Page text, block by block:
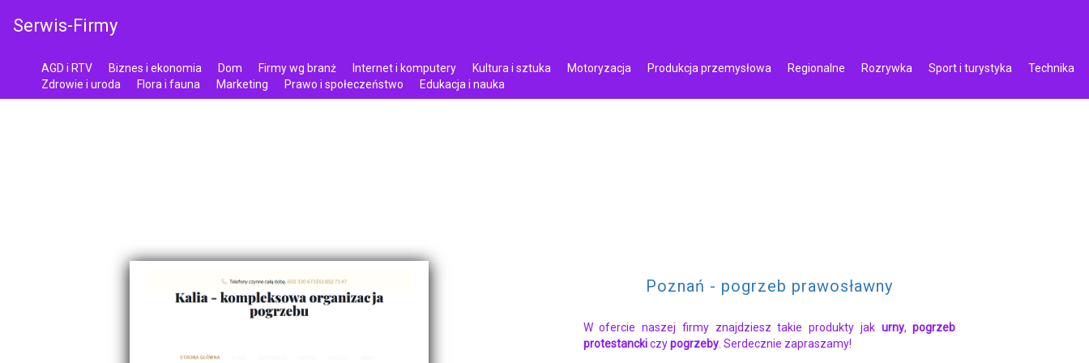
Serwis-Firmy
AGD i RTV Biznes i ekonomia Dom Firmy wg branż Internet i komputery Kultura i sztuka Motoryzacja Produkcja przemysłowa Regionalne Rozrywka Sport i turystyka
Technika
Zdrowie i uroda
Flora i fauna Marketing Prawo i społeczeństwo Edukacja i nauka
Poznań - pogrzeb prawosławny
W ofercie naszej firmy znajdziesz takie produkty jak urny,pogrzeb
protestanckiczypogrzeby. Serdecznie zapraszamy!